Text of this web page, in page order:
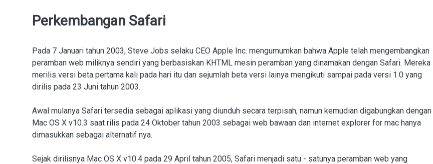
Perkembangan Safari
Pada 7 Januari tahun 2003, Steve Jobs selaku CEO Apple Inc. mengumumkan bahwa Apple telah mengembangkan
peramban web miliknya sendiri yang berbasiskan KHTML mesin peramban yang dinamakan dengan Safari. Mereka
merilis versi beta pertama kali pada hari itu dan sejumlah beta versi lainya mengikuti sampai pada versi 1.0 yang
dirilis pada 23 Juni tahun 2003.
Awal mulanya Safari tersedia sebagai aplikasi yang diunduh secara terpisah, namun kemudian digabungkan dengan
Mac OS X v10.3 saat rilis pada 24 Oktober tahun 2003 sebagai web bawaan dan internet explorer for mac hanya
dimasukkan sebagai alternatif nya.
Sejak dirilisnya Mac OS X v10.4 pada 29 April tahun 2005, Safari menjadi satu - satunya peramban web yang